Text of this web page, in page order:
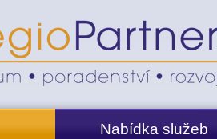
Nabídka služeb